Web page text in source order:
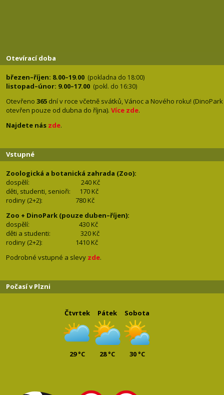
Otevírací doba
březen–říjen: 8.00–19.00 (pokladna do 18:00)
listopad–únor: 9.00–17.00 (pokl. do 16:30)
Otevřeno 365 dní v roce včetně svátků, Vánoc a Nového roku! (DinoPark
otevřen pouze od dubna do října). Více zde.
Najdete nás zde.
Vstupné
Zoologická a botanická zahrada (Zoo):
dospělí:
240 Kč
děti, studenti, senioři: 170 Kč
rodiny (2+2): 780 Kč
Zoo + DinoPark (pouze duben–říjen):
dospělí: 430 Kč
děti a studenti: 320 Kč
rodiny (2+2): 1410 Kč
Podrobné vstupné a slevy zde.
Počasí v Plzni
Čtvrtek
29 °C
Pátek
28 °C
Sobota
30 °C